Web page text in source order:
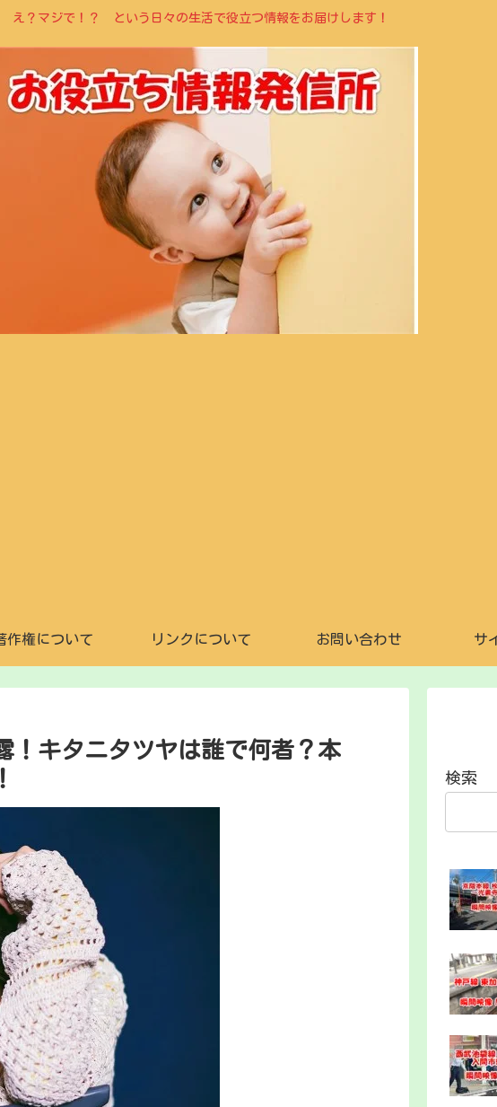
え？マジで！？ という日々の生活で役立つ情報をお届けします！
作権について リンクについて お問い合わせ サ
！キタニタツヤは誰で何者？本
検索